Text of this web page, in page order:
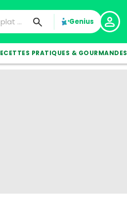
Genius
PRATIQUES & GOURMANDES